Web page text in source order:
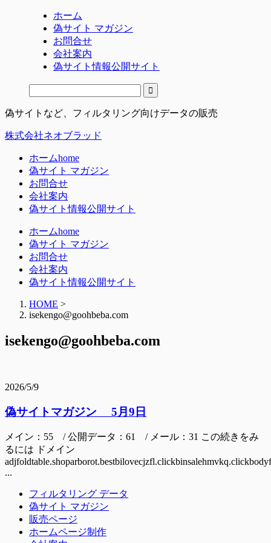
ホーム
偽サイト マガジン
お問合せ
会社案内
偽サイト情報公開サイト
偽サイトなど、フィルタリング向けデータの販売
株式会社ネオブラッド
ホームhome
偽サイト マガジン
お問合せ
会社案内
偽サイト情報公開サイト
ホームhome
偽サイト マガジン
お問合せ
会社案内
偽サイト情報公開サイト
HOME >
isekengo@goohbeba.com
isekengo@goohbeba.com
2026/5/9
偽サイトマガジン 5月9日
メイン：55 / 公開データ：61 / メール：31 この続きをみ
るには ドメイン
...
フィルタリング データ
偽サイト マガジン
販売ページ
ホームページ制作